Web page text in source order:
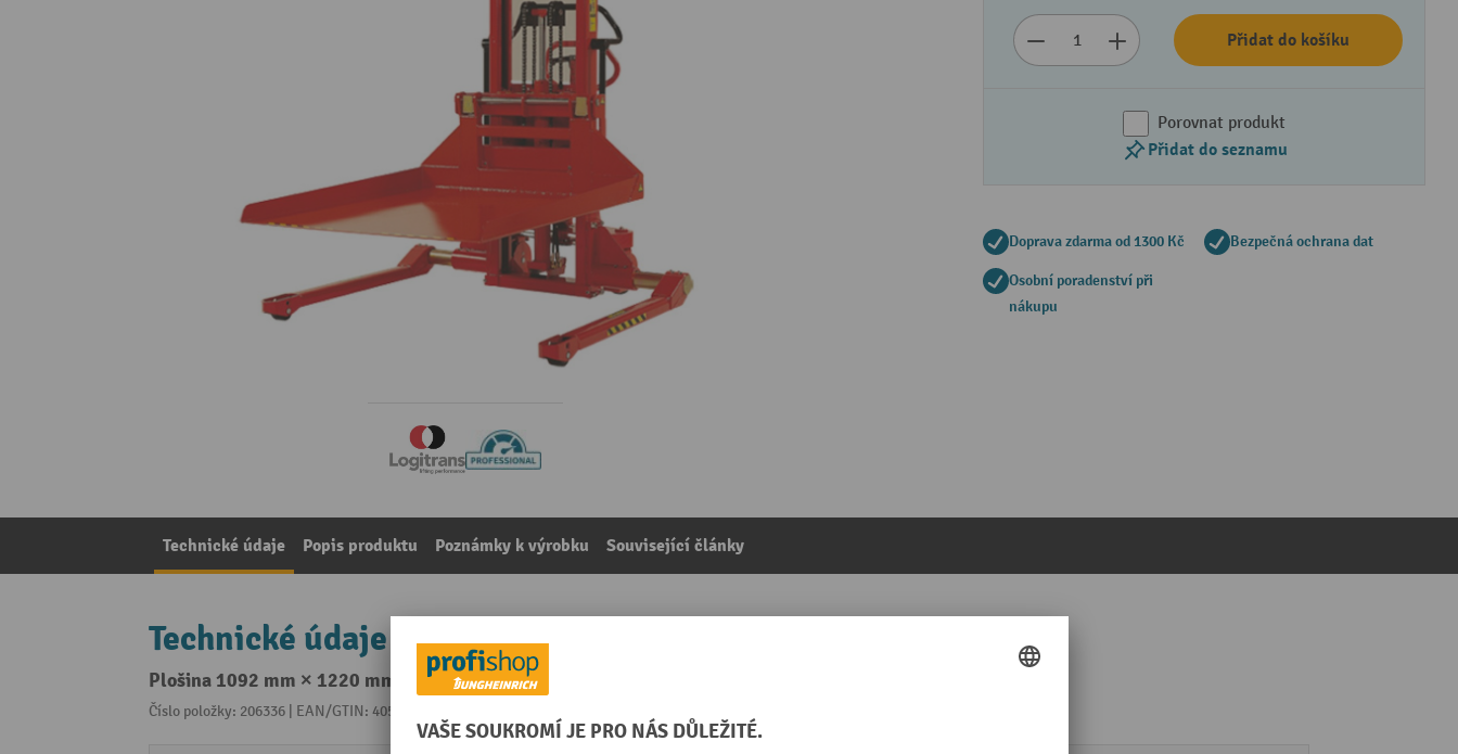
Přidat do košíku
Porovnat produkt
Přidat do seznamu
Doprava zdarma od 1300 Kč Bezpečná ochrana dat
Osobní poradenství při
nákupu
Technické údaje Popis produktu Poznámky k výrobku Související články
Technické údaje
Plošina 1092 mm × 1220 mm pro elektrický vysokozdvižný vozík s širokým rozchodem
Číslo položky: 206336 | EAN/GTIN: 4055091302003